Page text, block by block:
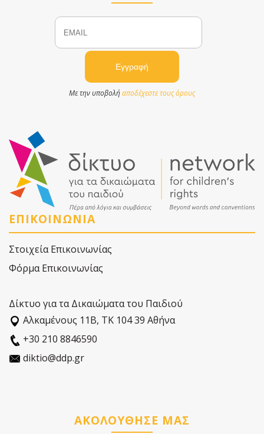
Email
Με την υποβολήαποδέχεστε τους όρους
ΕΠΙΚΟΙΝΩΝΙΑ
Στοιχεία Επικοινωνίας
Φόρμα Επικοινωνίας
Δίκτυο για τα Δικαιώματα του Παιδιού
Αλκαµένους 11Β, ΤΚ 104 39 Αθήνα
+30 210 8846590
diktio@ddp.gr
ΑΚΟΛΟΥΘΗΣΕ ΜΑΣ